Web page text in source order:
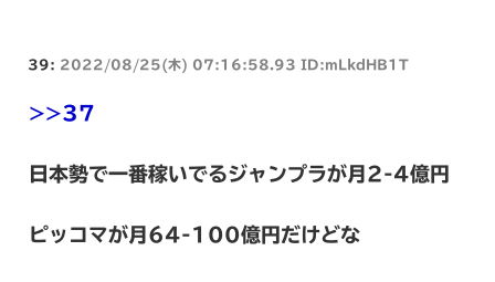
39: 2022/08/25(木) 07:16:58.93 ID:mLkdHB1T
>>37
日本勢で一番稼いでるジャンプラが月2-4億円
ピッコマが月64-100億円だけどな